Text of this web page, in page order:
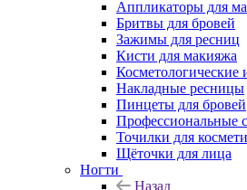
Аппликаторы для
Бритвы для бровей
Зажимы для ресниц
Кисти для макияжа
Косметологические
Накладные ресницы
Пинцеты для бровей
Профессиональные
Точилки для
Щёточки для лица
Ногти
Назад